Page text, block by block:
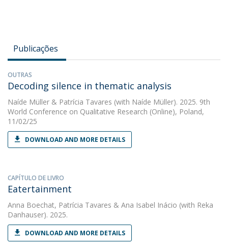
Publicações
OUTRAS
Decoding silence in thematic analysis
Naíde Müller & Patrícia Tavares (with Naíde Müller). 2025. 9th
World Conference on Qualitative Research (Online), Poland,
11/02/25
DOWNLOAD AND MORE DETAILS
CAPÍTULO DE LIVRO
Eatertainment
Anna Boechat, Patrícia Tavares & Ana Isabel Inácio (with Reka
Danhauser). 2025.
DOWNLOAD AND MORE DETAILS